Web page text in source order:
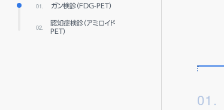
ガン検診（FDG-PET）
認知症検診（アミロイド
PET）
01.